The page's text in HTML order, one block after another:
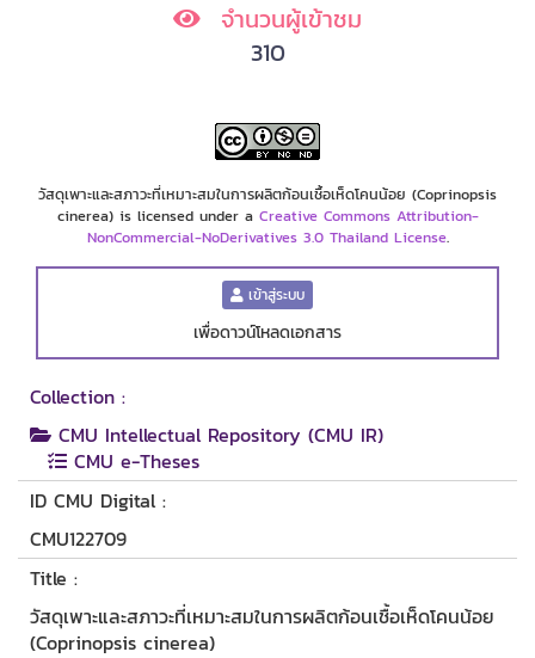
จำนวนผู้เข้าชม
310
วัสดุเพาะและสภาวะที่เหมาะสมในการผลิตก้อนเชื้อเห็ดโคนน้อย (Coprinopsis
cinerea) is licensed under a Creative Commons Attribution-
NonCommercial-NoDerivatives 3.0 Thailand License.
เข้าสู่ระบบ
เพื่อดาวน์โหลดเอกสาร
Collection :
CMU Intellectual Repository (CMU IR)
CMU e-Theses
ID CMU Digital :
CMU122709
Title :
วัสดุเพาะและสภาวะที่เหมาะสมในการผลิตก้อนเชื้อเห็ดโคนน้อย
(Coprinopsis cinerea)